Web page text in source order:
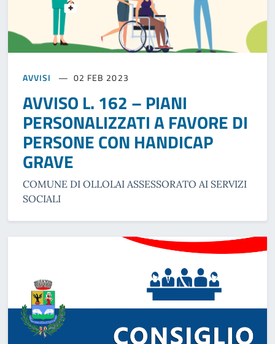
AVVISI 02 FEB 2023
AVVISO L. 162 – PIANI
PERSONALIZZATI A FAVORE DI
PERSONE CON HANDICAP
GRAVE
COMUNE DI OLLOLAI ASSESSORATO AI SERVIZI
SOCIALI